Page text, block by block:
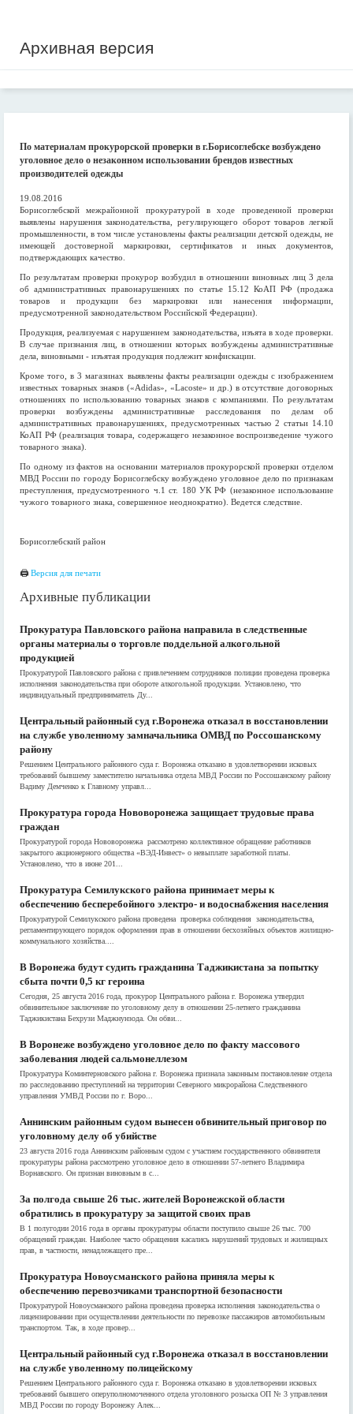
Архивная версия
По материалам прокурорской проверки в г.Борисоглебске возбуждено
уголовное дело о незаконном использовании брендов известных
производителей одежды
19.08.2016
Борисоглебской межрайонной прокуратурой в ходе проведенной проверки
выявлены нарушения законодательства, регулирующего оборот товаров легкой
промышленности, в том числе установлены факты реализации детской одежды, не
имеющей достоверной маркировки, сертификатов и иных документов,
подтверждающих качество.
По результатам проверки прокурор возбудил в отношении виновных лиц 3 дела
об административных правонарушениях по статье 15.12 КоАП РФ (продажа
товаров и продукции без маркировки или нанесения информации,
предусмотренной законодательством Российской Федерации).
Продукция, реализуемая с нарушением законодательства, изъята в ходе проверки.
В случае признания лиц, в отношении которых возбуждены административные
дела, виновными - изъятая продукция подлежит конфискации.
Кроме того, в 3 магазинах выявлены факты реализации одежды с изображением
известных товарных знаков («Adidas», «Lacoste» и др.) в отсутствие договорных
отношениях по использованию товарных знаков с компаниями. По результатам
проверки возбуждены административные расследования по делам об
административных правонарушениях, предусмотренных частью 2 статьи 14.10
КоАП РФ (реализация товара, содержащего незаконное воспроизведение чужого
товарного знака).
По одному из фактов на основании материалов прокурорской проверки отделом
МВД России по городу Борисоглебску возбуждено уголовное дело по признакам
преступления, предусмотренного ч.1 ст. 180 УК РФ (незаконное использование
чужого товарного знака, совершенное неоднократно). Ведется следствие.
Борисоглебский район
🖨 Версия для печати
Архивные публикации
Прокуратура Павловского района направила в следственные
органы материалы о торговле поддельной алкогольной
продукцией
Прокуратурой Павловского района с привлечением сотрудников полиции проведена проверка
исполнения законодательства при обороте алкогольной продукции. Установлено, что
индивидуальный предприниматель Ду...
Центральный районный суд г.Воронежа отказал в восстановлении
на службе уволенному замначальника ОМВД по Россошанскому
району
Решением Центрального районного суда г. Воронежа отказано в удовлетворении исковых
требований бывшему заместителю начальника отдела МВД России по Россошанскому району
Вадиму Демченко к Главному управл...
Прокуратура города Нововоронежа защищает трудовые права
граждан
Прокуратурой города Нововоронежа рассмотрено коллективное обращение работников
закрытого акционерного общества «ВЭД-Инвест» о невыплате заработной платы.
Установлено, что в июне 201...
Прокуратура Семилукского района принимает меры к
обеспечению бесперебойного электро- и водоснабжения населения
Прокуратурой Семилукского района проведена проверка соблюдения законодательства,
регламентирующего порядок оформления прав в отношении бесхозяйных объектов жилищно-
коммунального хозяйства....
В Воронежа будут судить гражданина Таджикистана за попытку
сбыта почти 0,5 кг героина
Сегодня, 25 августа 2016 года, прокурор Центрального района г. Воронежа утвердил
обвинительное заключение по уголовному делу в отношении 25-летнего гражданина
Таджикистана Бехрузи Маджнунзода. Он обви...
В Воронеже возбуждено уголовное дело по факту массового
заболевания людей сальмонеллезом
Прокуратура Коминтерновского района г. Воронежа признала законным постановление отдела
по расследованию преступлений на территории Северного микрорайона Следственного
управления УМВД России по г. Воро...
Аннинским районным судом вынесен обвинительный приговор по
уголовному делу об убийстве
23 августа 2016 года Аннинским районным судом с участием государственного обвинителя
прокуратуры района рассмотрено уголовное дело в отношении 57-летнего Владимира
Ворнавского. Он признан виновным в с...
За полгода свыше 26 тыс. жителей Воронежской области
обратились в прокуратуру за защитой своих прав
В 1 полугодии 2016 года в органы прокуратуры области поступило свыше 26 тыс. 700
обращений граждан. Наиболее часто обращения касались нарушений трудовых и жилищных
прав, в частности, ненадлежащего пре...
Прокуратура Новоусманского района приняла меры к
обеспечению перевозчиками транспортной безопасности
Прокуратурой Новоусманского района проведена проверка исполнения законодательства о
лицензировании при осуществлении деятельности по перевозке пассажиров автомобильным
транспортом. Так, в ходе провер...
Центральный районный суд г.Воронежа отказал в восстановлении
на службе уволенному полицейскому
Решением Центрального районного суда г. Воронежа отказано в удовлетворении исковых
требований бывшего оперуполномоченного отдела уголовного розыска ОП № 3 управления
МВД России по городу Воронежу Алек...